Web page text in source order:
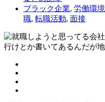
ブラック企業, 労働環境
職, 転職活動, 面接